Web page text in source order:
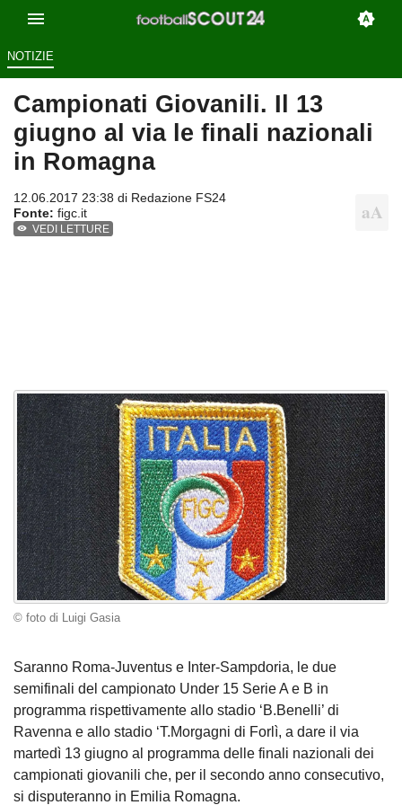
NOTIZIE
Campionati Giovanili. Il 13
giugno al via le finali nazionali
in Romagna
12.06.2017 23:38 di Redazione FS24
Fonte: figc.it
VEDI LETTURE
© foto di Luigi Gasia
Saranno Roma-Juventus e Inter-Sampdoria, le due
semifinali del campionato Under 15 Serie A e B in
programma rispettivamente allo stadio ‘B.Benelli’ di
Ravenna e allo stadio ‘T.Morgagni di Forlì, a dare il via
martedì 13 giugno al programma delle finali nazionali dei
campionati giovanili che, per il secondo anno consecutivo,
si disputeranno in Emilia Romagna.